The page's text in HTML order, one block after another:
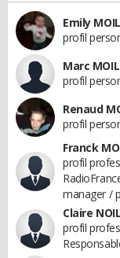
Emily
profil
Marc
profil
Renaud
profil
Franck
profil
manager /
Claire
profil